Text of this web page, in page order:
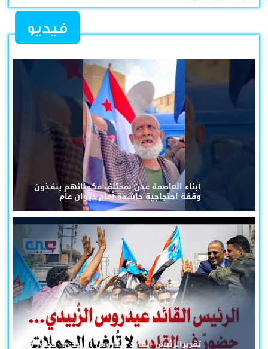
فيديو
أبناء العاصمة عدن بمختلف مكوناتهم ينفذون
وقفة احتجاجية حاشدة أمام ديوان عام
تقريرالرئيس القائد عيدروس الزُبيدي... حضورٌ في